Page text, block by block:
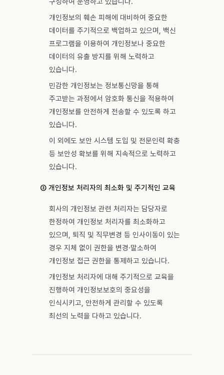
개인정보의 훼손 피해에 대비하여 중요한
데이터를 주기적으로 백업하고 있으며, 백신
프로그램을 이용하여 개인정보나 중요한
데이터의 유출 방지를 위해 노력하고
있습니다.
민감한 개인정보는 정보통신망을 통해
주고받는 과정에서 암호화 통신을 적용하여
개인정보를 안전하게 전송할 수 있도록 하고
있습니다.
이 외에도 보안 시스템 도입 및 전문인력 확충
등 보안성 확보를 위해 지속적으로 노력하고
있습니다.
③ 개인정보 처리자의 최소화 및 주기적인 교육
회사의 개인정보 관련 처리자는 담당자로
한정하여 개인정보 처리자를 최소화하고
있으며, 퇴직 및 직무변경 등 인사이동이 있는
경우 지체 없이 권한을 변경·말소하여
개인정보 접근 권한을 통제하고 있습니다.
개인정보 처리자에 대해 주기적으로 교육을
진행하여 개인정보보호의 중요성을
인식시키고, 안전하게 관리할 수 있도록
최선의 노력을 다하고 있습니다.